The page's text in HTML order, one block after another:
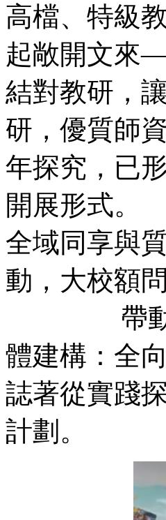
高檔、特級
起敞開文
結對教研，
研，優質師
年探究，已
開展形式
全域同享與
動，大校額
帶動成員
體建構：全
誌著從實踐
計劃。